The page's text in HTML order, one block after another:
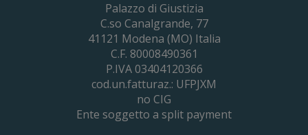
Palazzo di Giustizia
C.so Canalgrande, 77
41121 Modena (MO) Italia
C.F. 80008490361
P.IVA 03404120366
cod.un.fatturaz.: UFPJXM
no CIG
Ente soggetto a split payment